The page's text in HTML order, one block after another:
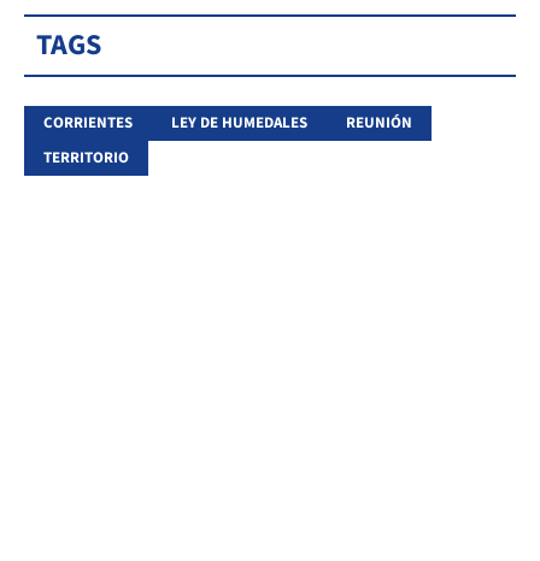
TAGS
CORRIENTES LEY DE HUMEDALES
REUNIÓN
TERRITORIO